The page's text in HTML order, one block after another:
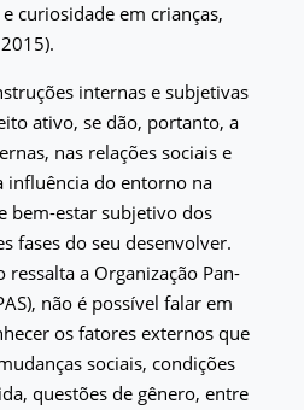
curiosidade em crianças,
internas e subjetivas
ativo, se dão, portanto, a
nas relações sociais e
influência do entorno na
bem-estar subjetivo dos
fases do seu desenvolver.
ressalta a Organização Pan-
não é possível falar em
os fatores externos que
sociais, condições
questões de gênero, entre